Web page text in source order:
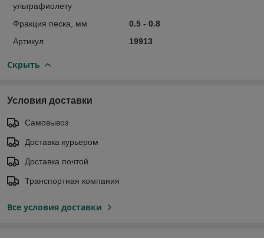
ультрафиолету
Фракция песка, мм
0.5 - 0.8
Артикул
19913
Скрыть
Условия доставки
Самовывоз
Доставка курьером
Доставка почтой
Транспортная компания
Все условия доставки